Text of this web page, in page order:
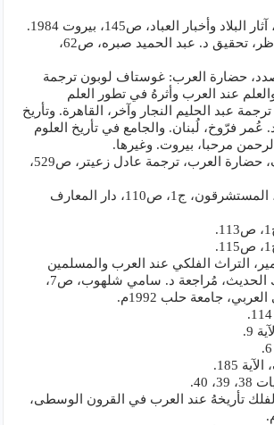
(2) ابن الهيثم، المناظر، تحقيق د. عبد الحميد صبره، ص62،
حضارة العرب: غوستاف لوبون ترجمة
عند العرب وأثرهُ في تطور العلم
ترجمة عبد الحليم النجار وآخر، القاهرة. وتأريخ
عُمر فرّوخ، لُبنان. والجامع في تأريخ العلوم
مرحبا، بيروت. وغيرها.
(4) لوبون، غوستاف، حضارة العرب، ترجمة عادل زعيتر، ص529،
(5) العقيقي، نجيب، المستشرقون، ج1، ص110، دار المعارف
التراث الفلكي عند العرب والمسلمين
وأثرهُ في علم الفلك الحديث، مُراجعة د. سامي شلهوب، ص7،
جامعة حلب 1992م.
الفلك تأريخهُ عند العرب في القرون الوسطى،